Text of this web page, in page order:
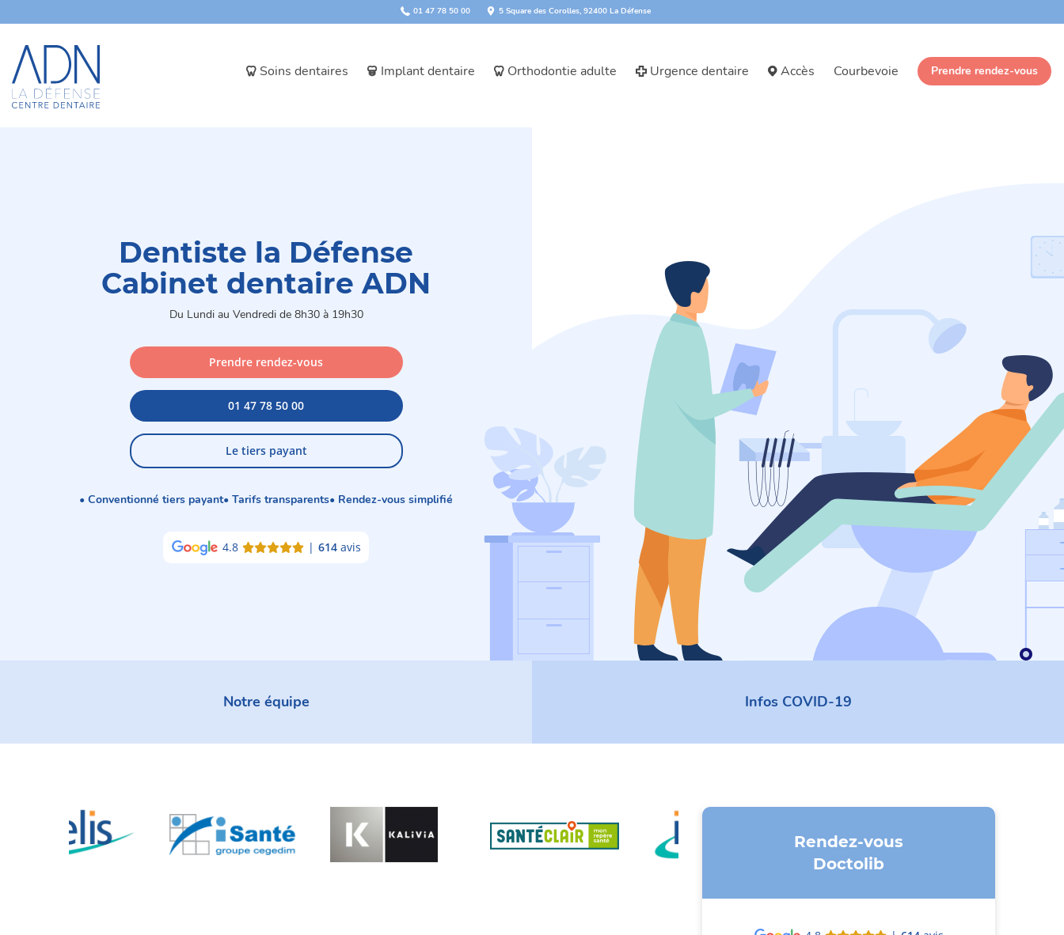
01 47 78 50 00 5 Square des Corolles, 92400 La Défense
Soins dentaires Implant dentaire Orthodontie adulte Urgence dentaire Accès Courbevoie Prendre rendez-vous
Dentiste la Défense
Cabinet dentaire ADN
Du Lundi au Vendredi de 8h30 à 19h30
Prendre rendez-vous
01 47 78 50 00
Le tiers payant
• Conventionné tiers payant• Tarifs transparents• Rendez-vous simplifié
4.8 | 614 avis
Notre équipe Infos COVID-19
Rendez-vous
Doctolib